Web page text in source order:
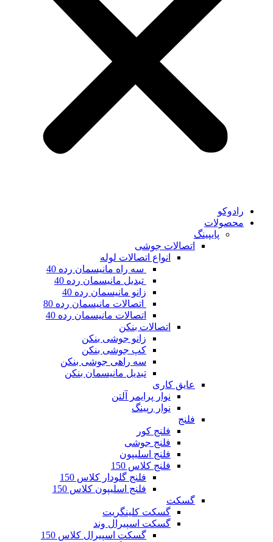
رادوکو
محصولات
پایپینگ
اتصالات جوشی
انواع اتصالات لوله
سه راه مانیسمان رده 40
تبدیل مانیسمان رده 40
زانو مانیسمان رده 40
اتصالات مانیسمان رده 80
اتصالات مانیسمان رده 40
اتصالات بنکن
زانو جوشی بنکن
کپ جوشی بنکن
سه راهی جوشی بنکن
تبدیل مانیسمان بنکن
عایق کاری
نوار پرایمر آلتن
نوار رپینگ
فلنج
فلنج کور
فلنج جوشی
فلنج اسلیپون
فلنج کلاس 150
فلنج گلودار کلاس 150
فلنج اسلیپون کلاس 150
گسکت
گسکت کلینگریت
گسکت اسپیرال وند
گسکت اسپیرال کلاس 150